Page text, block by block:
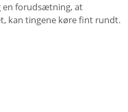
en forudsætning, at
kan tingene køre fint rundt.